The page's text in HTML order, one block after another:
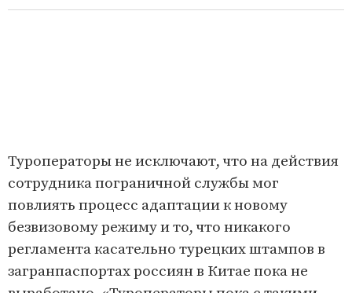
Туроператоры не исключают, что на действия
сотрудника пограничной службы мог
повлиять процесс адаптации к новому
безвизовому режиму и то, что никакого
регламента касательно турецких штампов в
загранпаспортах россиян в Китае пока не